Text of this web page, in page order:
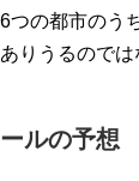
つの都市のう
りうるのでは
ルの予想